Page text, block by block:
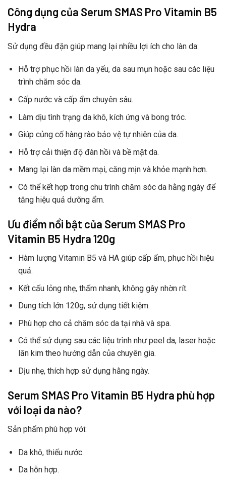
Công dụng của Serum SMAS Pro Vitamin B5
Hydra
Sử dụng đều đặn giúp mang lại nhiều lợi ích cho làn da:
Hỗ trợ phục hồi làn da yếu, da sau mụn hoặc sau các liệu
trình chăm sóc da.
Cấp nước và cấp ẩm chuyên sâu.
Làm dịu tình trạng da khô, kích ứng và bong tróc.
Giúp củng cố hàng rào bảo vệ tự nhiên của da.
Hỗ trợ cải thiện độ đàn hồi và bề mặt da.
Mang lại làn da mềm mại, căng mịn và khỏe mạnh hơn.
Có thể kết hợp trong chu trình chăm sóc da hằng ngày để
tăng hiệu quả dưỡng ẩm.
Ưu điểm nổi bật của Serum SMAS Pro
Vitamin B5 Hydra 120g
Hàm lượng Vitamin B5 và HA giúp cấp ẩm, phục hồi hiệu
quả.
Kết cấu lỏng nhẹ, thấm nhanh, không gây nhờn rít.
Dung tích lớn 120g, sử dụng tiết kiệm.
Phù hợp cho cả chăm sóc da tại nhà và spa.
Có thể sử dụng sau các liệu trình như peel da, laser hoặc
lăn kim theo hướng dẫn của chuyên gia.
Dịu nhẹ, thích hợp sử dụng hằng ngày.
Serum SMAS Pro Vitamin B5 Hydra phù hợp
với loại da nào?
Sản phẩm phù hợp với:
Da khô, thiếu nước.
Da hỗn hợp.